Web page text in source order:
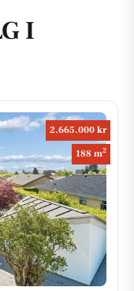
I
2.665.000 kr
188 m2